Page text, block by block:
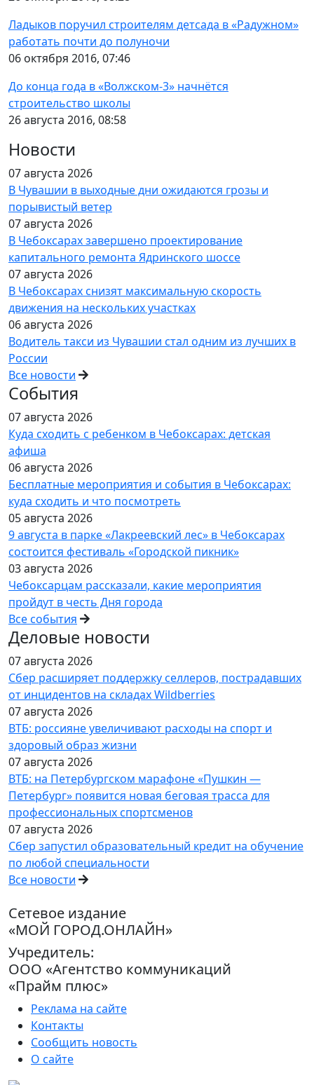
Ладыков поручил строителям детсада в «Радужном»
работать почти до полуночи
06 октября 2016, 07:46
До конца года в «Волжском-3» начнётся
строительство школы
26 августа 2016, 08:58
Новости
07 августа 2026
В Чувашии в выходные дни ожидаются грозы и
порывистый ветер
07 августа 2026
В Чебоксарах завершено проектирование
капитального ремонта Ядринского шоссе
07 августа 2026
В Чебоксарах снизят максимальную скорость
движения на нескольких участках
06 августа 2026
Водитель такси из Чувашии стал одним из лучших в
России
Все новости
События
07 августа 2026
Куда сходить с ребенком в Чебоксарах: детская
афиша
06 августа 2026
Бесплатные мероприятия и события в Чебоксарах:
куда сходить и что посмотреть
05 августа 2026
9 августа в парке «Лакреевский лес» в Чебоксарах
состоится фестиваль «Городской пикник»
03 августа 2026
Чебоксарцам рассказали, какие мероприятия
пройдут в честь Дня города
Все события
Деловые новости
07 августа 2026
Сбер расширяет поддержку селлеров, пострадавших
от инцидентов на складах Wildberries
07 августа 2026
ВТБ: россияне увеличивают расходы на спорт и
здоровый образ жизни
07 августа 2026
ВТБ: на Петербургском марафоне «Пушкин —
Петербург» появится новая беговая трасса для
профессиональных спортсменов
07 августа 2026
Сбер запустил образовательный кредит на обучение
по любой специальности
Все новости
Сетевое издание
«МОЙ ГОРОД.ОНЛАЙН»
Учредитель:
ООО «Агентство коммуникаций
«Прайм плюс»
Реклама на сайте
Контакты
Сообщить новость
О сайте